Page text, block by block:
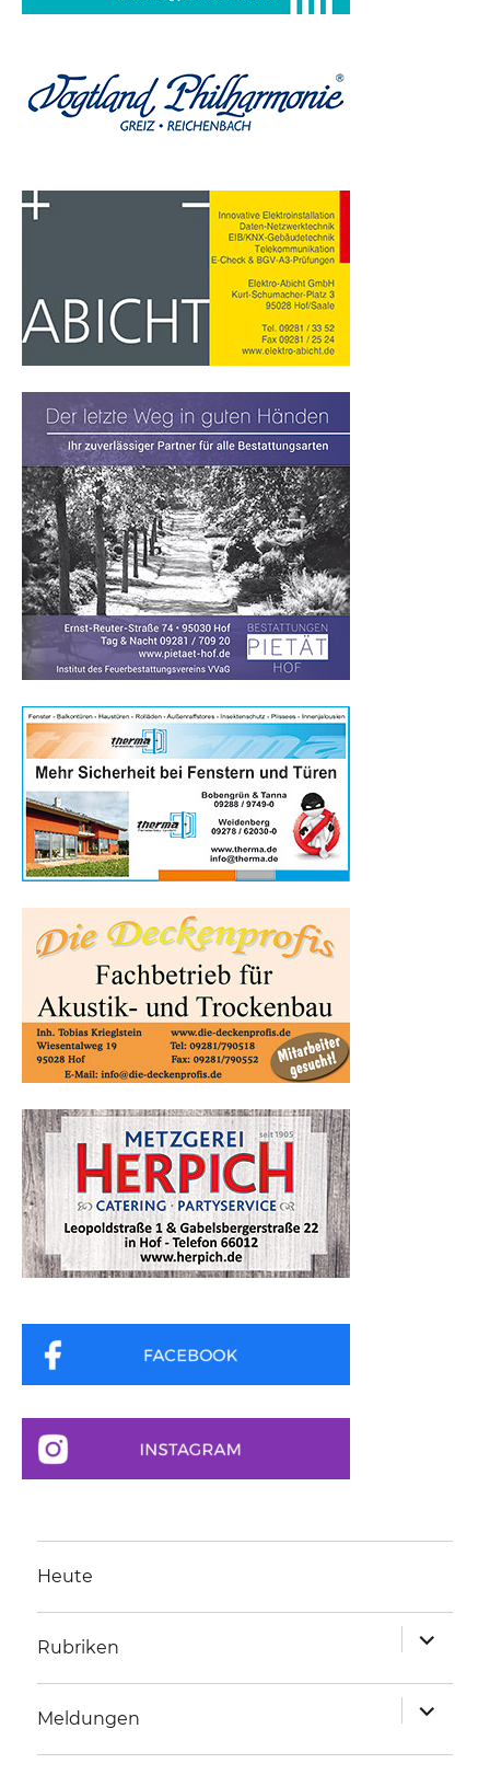
Heute
Rubriken
anzeigen
Meldungen
anzeigen